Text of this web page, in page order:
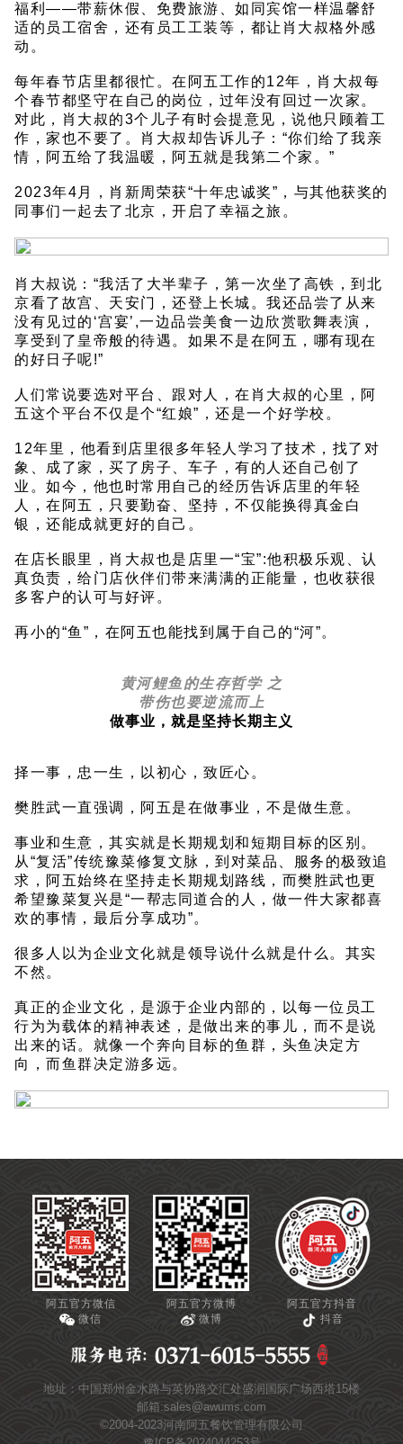
福利——带薪休假、免费旅游、如同宾馆一样温馨舒
适的员工宿舍，还有员工工装等，都让肖大叔格外感
动。
每年春节店里都很忙。在阿五工作的12年，肖大叔每
个春节都坚守在自己的岗位，过年没有回过一次家。
对此，肖大叔的3个儿子有时会提意见，说他只顾着工
作，家也不要了。肖大叔却告诉儿子：“你们给了我亲
情，阿五给了我温暖，阿五就是我第二个家。”
2023年4月，肖新周荣获“十年忠诚奖”，与其他获奖的
同事们一起去了北京，开启了幸福之旅。
肖大叔说：“我活了大半辈子，第一次坐了高铁，到北
京看了故宫、天安门，还登上长城。我还品尝了从来
没有见过的‘宫宴’,一边品尝美食一边欣赏歌舞表演，
享受到了皇帝般的待遇。如果不是在阿五，哪有现在
的好日子呢!”
人们常说要选对平台、跟对人，在肖大叔的心里，阿
五这个平台不仅是个“红娘”，还是一个好学校。
12年里，他看到店里很多年轻人学习了技术，找了对
象、成了家，买了房子、车子，有的人还自己创了
业。如今，他也时常用自己的经历告诉店里的年轻
人，在阿五，只要勤奋、坚持，不仅能换得真金白
银，还能成就更好的自己。
在店长眼里，肖大叔也是店里一“宝”:他积极乐观、认
真负责，给门店伙伴们带来满满的正能量，也收获很
多客户的认可与好评。
再小的“鱼”，在阿五也能找到属于自己的“河”。
黄河鲤鱼的生存哲学 之
带伤也要逆流而上
做事业，就是坚持长期主义
择一事，忠一生，以初心，致匠心。
樊胜武一直强调，阿五是在做事业，不是做生意。
事业和生意，其实就是长期规划和短期目标的区别。
从“复活”传统豫菜修复文脉，到对菜品、服务的极致追
求，阿五始终在坚持走长期规划路线，而樊胜武也更
希望豫菜复兴是“一帮志同道合的人，做一件大家都喜
欢的事情，最后分享成功”。
很多人以为企业文化就是领导说什么就是什么。其实
不然。
真正的企业文化，是源于企业内部的，以每一位员工
行为为载体的精神表述，是做出来的事儿，而不是说
出来的话。就像一个奔向目标的鱼群，头鱼决定方
向，而鱼群决定游多远。
阿五官方微信
微信
阿五官方微博
微博
阿五官方抖音
抖音
地址：中国郑州金水路与英协路交汇处盛润国际广场西塔15楼
邮箱:sales@awums.com
©2004-2023河南阿五餐饮管理有限公司